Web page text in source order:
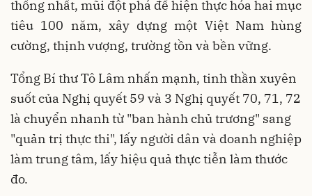
thống nhất, mũi đột phá để hiện thực hóa hai mục
tiêu 100 năm, xây dựng một Việt Nam hùng
cường, thịnh vượng, trường tồn và bền vững.
Tổng Bí thư Tô Lâm nhấn mạnh, tinh thần xuyên
suốt của Nghị quyết 59 và 3 Nghị quyết 70, 71, 72
là chuyển nhanh từ "ban hành chủ trương" sang
"quản trị thực thi", lấy người dân và doanh nghiệp
làm trung tâm, lấy hiệu quả thực tiễn làm thước
đo.